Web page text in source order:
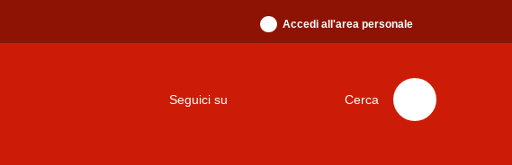
Accedi all'area personale
Seguici su Cerca